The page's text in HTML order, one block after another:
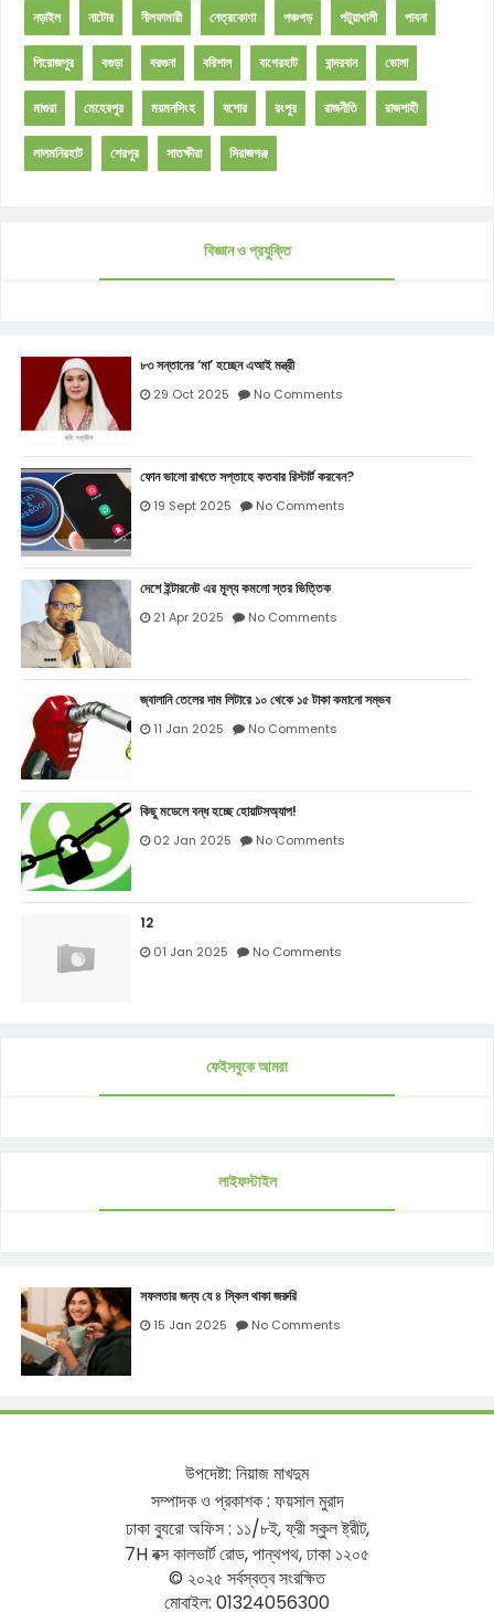
নড়াইল নাটোর নীলফামারী নেত্রকোণা পঞ্চগড় পটুয়াখালী পাবনা
পিরোজপুর বগুড়া বরগুনা বরিশাল বাগেরহাট বান্দরবান ভোলা
মাগুরা মেহেরপুর ময়মনসিংহ যশোর রংপুর রাজনীতি রাজশাহী
লালমনিরহাট শেরপুর সাতক্ষীরা সিরাজগঞ্জ
বিজ্ঞান ও প্রযুক্তি
৮৩ সন্তানের ‘মা’ হচ্ছেন এআই মন্ত্রী
29 Oct 2025 No Comments
ফোন ভালো রাখতে সপ্তাহে কতবার রিস্টার্ট করবেন?
19 Sept 2025 No Comments
দেশে ইন্টারনেট এর মূল্য কমলো স্তর ভিত্তিক
21 Apr 2025 No Comments
জ্বালানি তেলের দাম লিটারে ১০ থেকে ১৫ টাকা কমানো সম্ভব
11 Jan 2025 No Comments
কিছু মডেলে বন্ধ হচ্ছে হোয়াটসঅ্যাপ!
02 Jan 2025 No Comments
12
01 Jan 2025 No Comments
ফেইসবুকে আমরা
লাইফস্টাইল
সফলতার জন্য যে ৪ স্কিল থাকা জরুরি
15 Jan 2025 No Comments
উপদেষ্টা: নিয়াজমাখদুম
সম্পাদকও প্রকাশক: ফয়সালমুরাদ
ঢাকাব্যুরোঅফিস: ১১/৮ই,ফ্রীস্কুলষ্ট্রীট,
7Hবক্সকালভার্টরোড,পান্থপথ,ঢাকা ১২০৫
© ২০২৫ সর্বস্বত্বসংরক্ষিত
মোবাইল: 01324056300